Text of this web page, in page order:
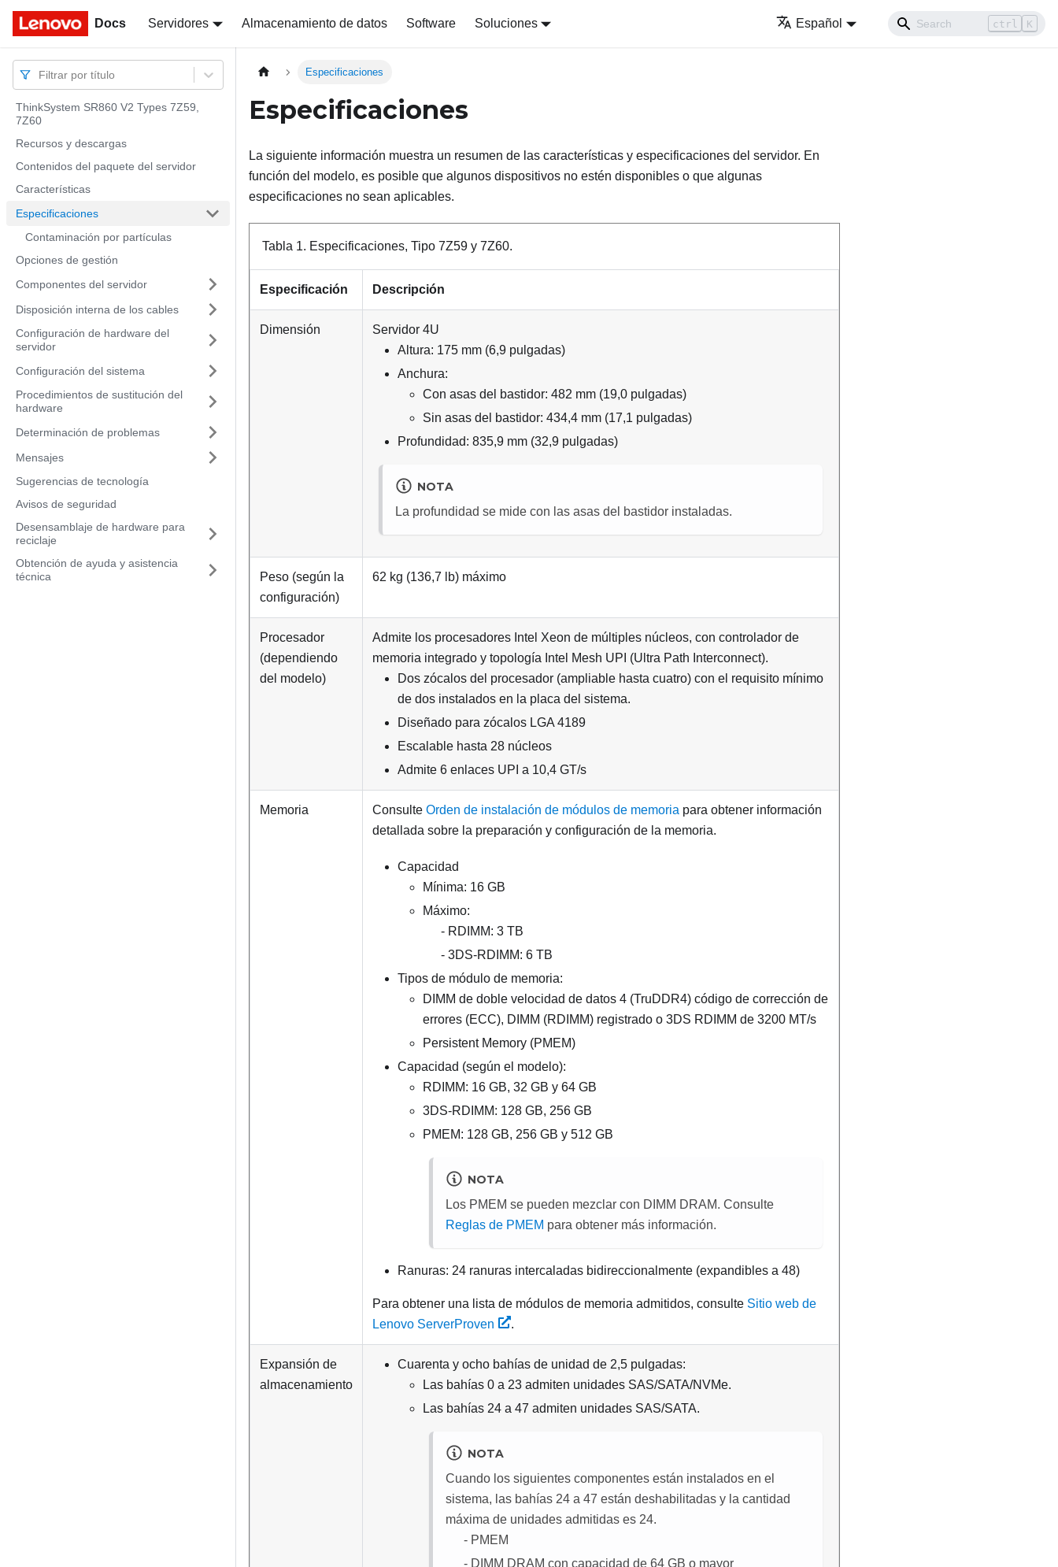
Docs Servidores Almacenamiento de datos Software Soluciones Español ctrl K
Docs
Filtrar por título
ThinkSystem SR860 V2 Types 7Z59,
7Z60
Recursos y descargas
Contenidos del paquete del servidor
Características
Especificaciones
Contaminación por partículas
Opciones de gestión
Componentes del servidor
Disposición interna de los cables
Configuración de hardware del
servidor
Configuración del sistema
Procedimientos de sustitución del
hardware
Determinación de problemas
Mensajes
Sugerencias de tecnología
Avisos de seguridad
Desensamblaje de hardware para
reciclaje
Obtención de ayuda y asistencia
técnica
Especificaciones
Especificaciones
La siguiente información muestra un resumen de las características y especificaciones del servidor. En
función del modelo, es posible que algunos dispositivos no estén disponibles o que algunas
especificaciones no sean aplicables.
Tabla 1. Especificaciones, Tipo 7Z59 y 7Z60.
Especificación Descripción
Dimensión
Servidor 4U
Altura: 175 mm (6,9 pulgadas)
Anchura:
Con asas del bastidor: 482 mm (19,0 pulgadas)
Sin asas del bastidor: 434,4 mm (17,1 pulgadas)
Profundidad: 835,9 mm (32,9 pulgadas)
NOTA
La profundidad se mide con las asas del bastidor instaladas.
Peso (según la
configuración)
62 kg (136,7 lb) máximo
Procesador
(dependiendo
del modelo)
Admite los procesadores Intel Xeon de múltiples núcleos, con controlador de
memoria integrado y topología Intel Mesh UPI (Ultra Path Interconnect).
Dos zócalos del procesador (ampliable hasta cuatro) con el requisito mínimo
de dos instalados en la placa del sistema.
Diseñado para zócalos LGA 4189
Escalable hasta 28 núcleos
Admite 6 enlaces UPI a 10,4 GT/s
Memoria Consulte Orden de instalación de módulos de memoria para obtener información
detallada sobre la preparación y configuración de la memoria.
Capacidad
Mínima: 16 GB
Máximo:
RDIMM: 3 TB
3DS-RDIMM: 6 TB
Tipos de módulo de memoria:
DIMM de doble velocidad de datos 4 (TruDDR4) código de corrección de
errores (ECC), DIMM (RDIMM) registrado o 3DS RDIMM de 3200 MT/s
Persistent Memory (PMEM)
Capacidad (según el modelo):
RDIMM: 16 GB, 32 GB y 64 GB
3DS-RDIMM: 128 GB, 256 GB
PMEM: 128 GB, 256 GB y 512 GB
NOTA
Los PMEM se pueden mezclar con DIMM DRAM. Consulte
Reglas de PMEM para obtener más información.
Ranuras: 24 ranuras intercaladas bidireccionalmente (expandibles a 48)
Para obtener una lista de módulos de memoria admitidos, consulte Sitio web de
Lenovo ServerProven
.
Expansión de
almacenamiento
Cuarenta y ocho bahías de unidad de 2,5 pulgadas:
Las bahías 0 a 23 admiten unidades SAS/SATA/NVMe.
Las bahías 24 a 47 admiten unidades SAS/SATA.
NOTA
Cuando los siguientes componentes están instalados en el
sistema, las bahías 24 a 47 están deshabilitadas y la cantidad
máxima de unidades admitidas es 24.
PMEM
DIMM DRAM con capacidad de 64 GB o mayor